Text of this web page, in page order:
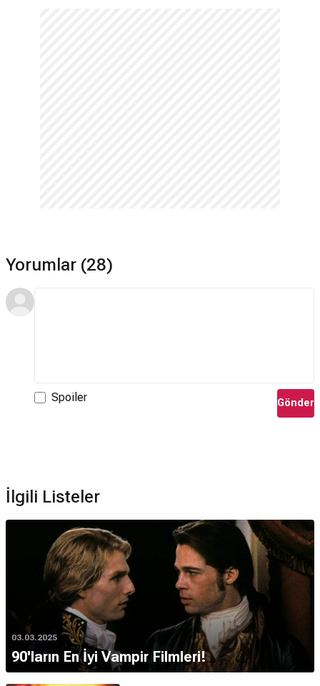
Yorumlar (28)
Spoiler Gönder
İlgili Listeler
03.03.2025
90'ların En İyi Vampir Filmleri!